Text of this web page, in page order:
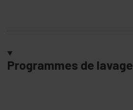
Programmes de lavage